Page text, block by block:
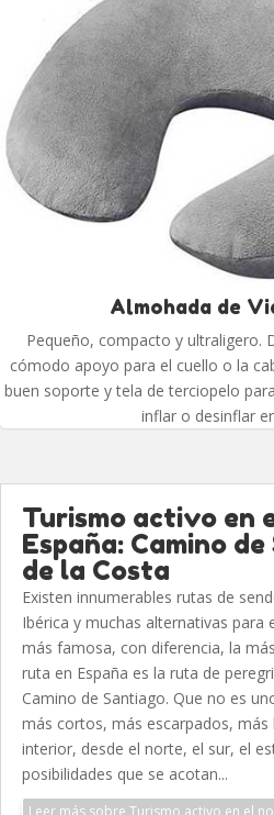
Almohada de
Pequeño, compacto y ultraligero.
cómodo apoyo para el cuello o la
buen soporte y tela de terciopelo
inflar o desinflar
Turismo activo en
España: Camino
de la Costa
Existen innumerables rutas de
Ibérica y muchas alternativas para
más famosa, con diferencia, la
ruta en España es la ruta de
Camino de Santiago. Que no es
más cortos, más escarpados,
interior, desde el norte, el sur, el
posibilidades que se acotan...